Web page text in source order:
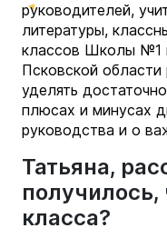
руководителей,
литературы,
классов Школы №1
Псковской области
уделять
плюсах и минусах
руководства и о
Татьяна,
получилось,
класса?